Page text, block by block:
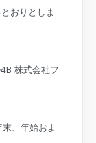
おりとしま
株式会社フ
、年始およ